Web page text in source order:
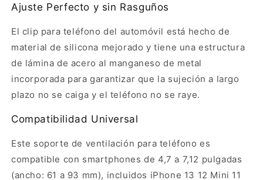
Ajuste Perfecto y sin Rasguños
El clip para teléfono del automóvil está hecho de
material de silicona mejorado y tiene una estructura
de lámina de acero al manganeso de metal
incorporada para garantizar que la sujeción a largo
plazo no se caiga y el teléfono no se raye.
Compatibilidad Universal
Este soporte de ventilación para teléfono es
compatible con smartphones de 4,7 a 7,12 pulgadas
(ancho: 61 a 93 mm), incluidos iPhone 13 12 Mini 11